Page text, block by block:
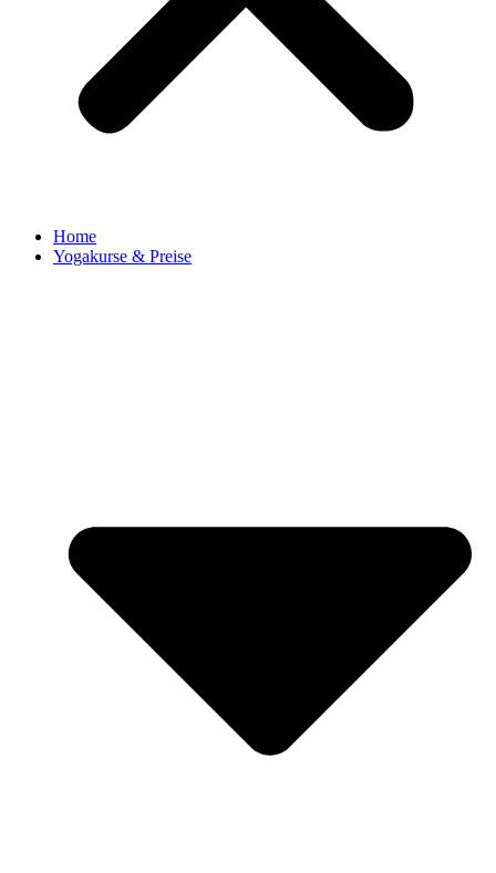
Home
Yogakurse & Preise